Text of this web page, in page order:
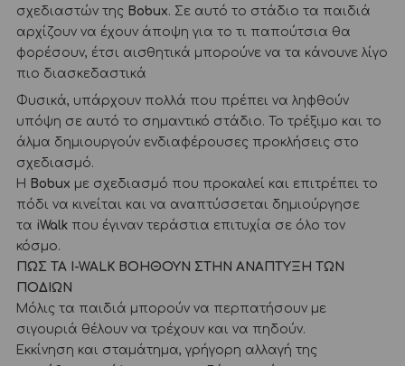
σχεδιαστών της Bοbux. Σε αυτό το στάδιο τα παιδιά
αρχίζουν να έχουν άποψη για το τι παπούτσια θα
φορέσουν, έτσι αισθητικά μπορούνε να τα κάνουνε λίγο
πιο διασκεδαστικά
Φυσικά, υπάρχουν πολλά που πρέπει να ληφθούν
υπόψη σε αυτό το σημαντικό στάδιο. Το τρέξιμο και το
άλμα δημιουργούν ενδιαφέρουσες προκλήσεις στο
σχεδιασμό.
Η Bobux με σχεδιασμό που προκαλεί και επιτρέπει το
πόδι να κινείται και να αναπτύσσεται δημιούργησε
τα iWalkπου έγιναν τεράστια επιτυχία σε όλο τον
κόσμο.
ΠΩΣ ΤΑ I-WALK ΒΟΗΘΟΥΝ ΣΤΗΝ ΑΝΑΠΤΥΞΗ ΤΩΝ
ΠΟΔΙΩΝ
Μόλις τα παιδιά μπορούν να περπατήσουν με
σιγουριά θέλουν να τρέχουν και να πηδούν.
Εκκίνηση και σταμάτημα, γρήγορη αλλαγή της